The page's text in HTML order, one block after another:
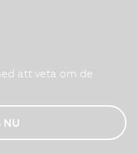
att veta om de
NU